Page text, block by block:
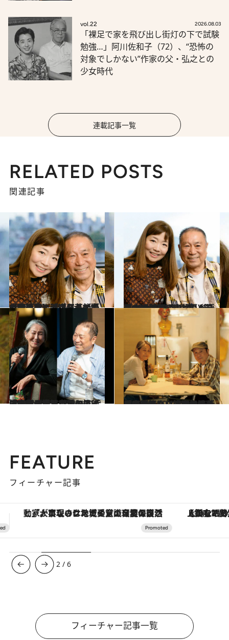
vol.22 2026.08.03
「裸足で家を飛び出し街灯の下で試験
勉強…」阿川佐和子（72）、“恐怖の
対象でしかない”作家の父・弘之との
少女時代
連載記事一覧
RELATED POSTS
関連記事
2025.12.9
【新連載】「パジャマ姿の梓みちよ、中尾ミエが自宅に…」 ワタナベエンタ社長・渡辺ミキが語る幼少期に映った芸能の世界
カルチャー 2025.12.9
「ナベプロ解散」のトラウマ …渡辺ミキ社長が語る、父の死（59歳） 後の“地獄の借金返済”と苦闘の10数年
カルチャー
2025.7.30
「60代で恋に落ちて…」「大勢の女性に愛を捧げてきた」浅野忠信の母・浅野順子さん（74）＆近田春夫さん（74）の70代コンビが語った「シニアの恋」
カルチャー 2025.6.8
「55歳、バツイチ、膣萎縮症。新しい彼とのセックスが怖い」浅野忠信の母・順子さん（74）＆近田春夫さん（74）コンビの回答は？《人生相談》
カルチャー
FEATURE
フィーチャー記事
【銀座で出合う最旬美容】美髪ケアや上質な眠り…セルフケアのアップデートから、特別な名入れギフトまで。大人のための「ReFa GINZA」クルーズ
3 /6
フィーチャー記事一覧